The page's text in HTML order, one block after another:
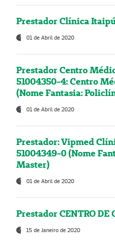
Prestador Clínica
01 de Abril de 2020
Prestador Centro
51004350-4: Centro
(Nome Fantasia:
01 de Abril de 2020
Prestador: Vipmed
51004349-0 (Nome
Master)
01 de Abril de 2020
Prestador CENTRO DE
15 de Janeiro de 2020